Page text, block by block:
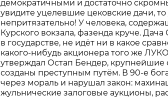
демократичными и достаточно
увидите уцелевшие цековские дачи, то
непритязательно! У человека,
Курского вокзала, фазенда круче.
в государстве, не идёт ни в какое
какого-нибудь акционера того же
утверждал Остап Бендер, крупнейшие
созданы преступным путём. В 90-е
через мораль и нарушал закон:
жульнические залоговые аукционы,